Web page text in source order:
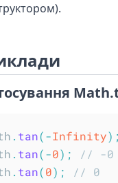
. tan(-Infinity) ;
. tan(-0) ;
// -0
. tan(0) ;
// 0